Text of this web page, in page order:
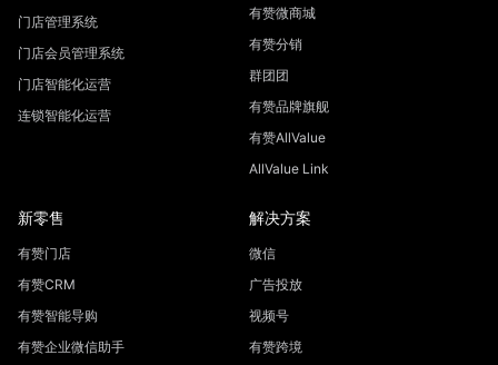
门店管理系统
门店会员管理系统
门店智能化运营
连锁智能化运营
有赞微商城
有赞分销
群团团
有赞品牌旗舰
有赞AllValue
AllValue Link
新零售
有赞门店
有赞CRM
有赞智能导购
有赞企业微信助手
解决方案
微信
广告投放
视频号
有赞跨境